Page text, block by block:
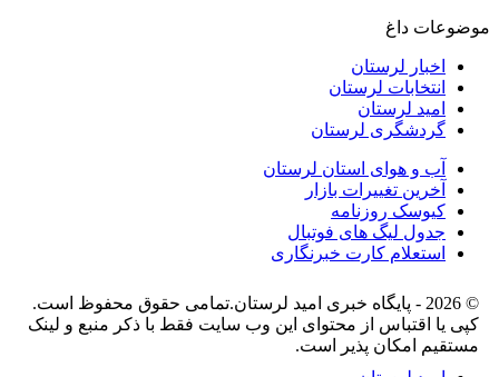
موضوعات داغ
اخبار لرستان
انتخابات لرستان
امید لرستان
گردشگری لرستان
آب و هوای استان لرستان
آخرین تغییرات بازار
کیوسک روزنامه
جدول لیگ های فوتبال
استعلام کارت خبرنگاری
© 2026 - پایگاه خبری اميد لرستان.تمامی حقوق محفوظ است.
کپی یا اقتباس از محتوای این وب سایت فقط با ذکر منبع و لینک
مستقیم امکان پذیر است.